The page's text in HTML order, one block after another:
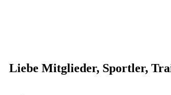
Liebe Mitglieder, Sportler,